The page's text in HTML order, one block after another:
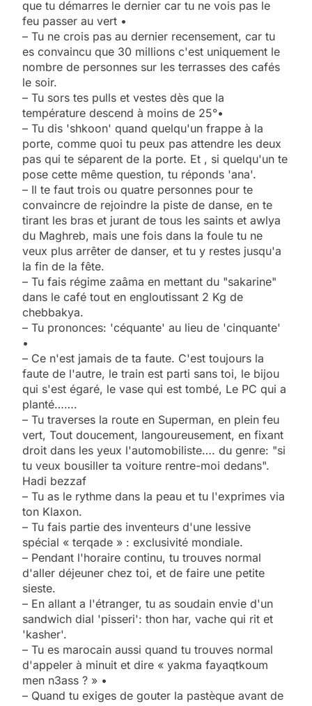
que tu démarres le dernier car tu ne vois pas le
feu passer au vert •
– Tu ne crois pas au dernier recensement, car tu
es convaincu que 30 millions c'est uniquement le
nombre de personnes sur les terrasses des cafés
le soir.
– Tu sors tes pulls et vestes dès que la
température descend à moins de 25°•
– Tu dis 'shkoon' quand quelqu'un frappe à la
porte, comme quoi tu peux pas attendre les deux
pas qui te séparent de la porte. Et , si quelqu'un te
pose cette même question, tu réponds 'ana'.
– Il te faut trois ou quatre personnes pour te
convaincre de rejoindre la piste de danse, en te
tirant les bras et jurant de tous les saints et awlya
du Maghreb, mais une fois dans la foule tu ne
veux plus arrêter de danser, et tu y restes jusqu'a
la fin de la fête.
– Tu fais régime zaâma en mettant du "sakarine"
dans le café tout en engloutissant 2 Kg de
chebbakya.
– Tu prononces: 'céquante' au lieu de 'cinquante'
•
– Ce n'est jamais de ta faute. C'est toujours la
faute de l'autre, le train est parti sans toi, le bijou
qui s'est égaré, le vase qui est tombé, Le PC qui a
planté…….
– Tu traverses la route en Superman, en plein feu
vert, Tout doucement, langoureusement, en fixant
droit dans les yeux l'automobiliste…. du genre: "si
tu veux bousiller ta voiture rentre-moi dedans".
Hadi bezzaf
– Tu as le rythme dans la peau et tu l'exprimes via
ton Klaxon.
– Tu fais partie des inventeurs d'une lessive
spécial « terqade » : exclusivité mondiale.
– Pendant l'horaire continu, tu trouves normal
d'aller déjeuner chez toi, et de faire une petite
sieste.
– En allant a l'étranger, tu as soudain envie d'un
sandwich dial 'pisseri': thon har, vache qui rit et
'kasher'.
– Tu es marocain aussi quand tu trouves normal
d'appeler à minuit et dire « yakma fayaqtkoum
men n3ass ? » •
– Quand tu exiges de gouter la pastèque avant de